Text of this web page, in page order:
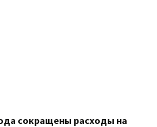
сокращены расходы на